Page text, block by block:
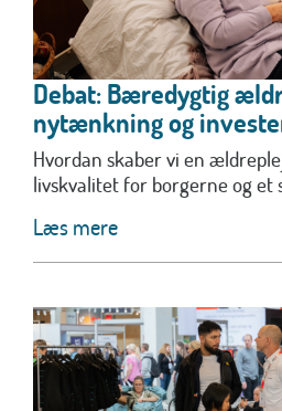
Debat: Bæredygtig
nytænkning og
Hvordan skaber vi en
livskvalitet for borgerne og et
Læs mere